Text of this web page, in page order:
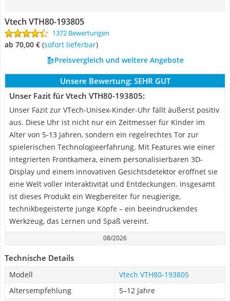
Vtech VTH80-193805
1372 Bewertungen
ab 70,00 € ( Sofort lieferbar)
Preisvergleich und weitere Angebote
Unsere Bewertung: SEHR GUT
Unser Fazit für Vtech VTH80-193805:
Unser Fazit zur VTech-Unisex-Kinder-Uhr fällt äußerst positiv
aus. Diese Uhr ist nicht nur ein Zeitmesser für Kinder im
Alter von 5-13 Jahren, sondern ein regelrechtes Tor zur
spielerischen Technologieerfahrung. Mit Features wie einer
integrierten Frontkamera, einem personalisierbaren 3D-
Display und einem innovativen Gesichtsdetektor eröffnet sie
eine Welt voller Interaktivität und Entdeckungen. Insgesamt
ist dieses Produkt ein Wegbereiter für neugierige,
technikbegeisterte junge Köpfe – ein beeindruckendes
Werkzeug, das Lernen und Spaß vereint.
08/2026
Technische Details
Modell
Vtech VTH80-193805
Altersempfehlung
5–12 Jahre